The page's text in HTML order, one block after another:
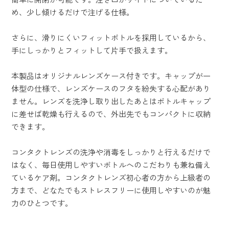
め、少し傾けるだけで注げる仕様。
さらに、滑りにくいフィットボトルを採用しているから、
手にしっかりとフィットして片手で扱えます。
本製品はオリジナルレンズケース付きです。キャップが一
体型の仕様で、レンズケースのフタを紛失する心配があり
ません。レンズを洗浄し取り出したあとはボトルキャップ
に差せば乾燥も行えるので、外出先でもコンパクトに収納
できます。
コンタクトレンズの洗浄や消毒をしっかりと行えるだけで
はなく、毎日使用しやすいボトルへのこだわりも兼ね備え
ているケア剤。コンタクトレンズ初心者の方から上級者の
方まで、どなたでもストレスフリーに使用しやすいのが魅
力のひとつです。